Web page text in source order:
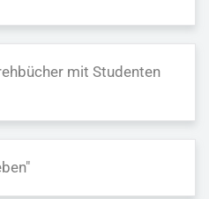
mit Studenten